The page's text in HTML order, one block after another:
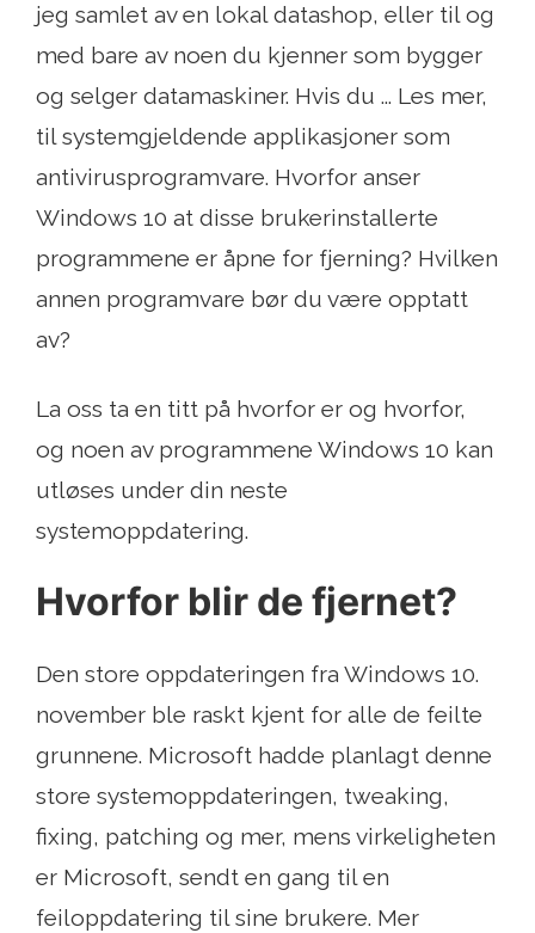
jeg samlet av en lokal datashop, eller til og
med bare av noen du kjenner som bygger
og selger datamaskiner. Hvis du ... Les mer,
til systemgjeldende applikasjoner som
antivirusprogramvare. Hvorfor anser
Windows 10 at disse brukerinstallerte
programmene er åpne for fjerning? Hvilken
annen programvare bør du være opptatt
av?
La oss ta en titt på hvorfor er og hvorfor,
og noen av programmene Windows 10 kan
utløses under din neste
systemoppdatering.
Hvorfor blir de fjernet?
Den store oppdateringen fra Windows 10.
november ble raskt kjent for alle de feilte
grunnene. Microsoft hadde planlagt denne
store systemoppdateringen, tweaking,
fixing, patching og mer, mens virkeligheten
er Microsoft, sendt en gang til en
feiloppdatering til sine brukere. Mer